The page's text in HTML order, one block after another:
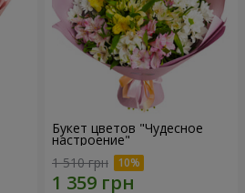
Букет цветов "Чудесное
настроение"
1 510 грн